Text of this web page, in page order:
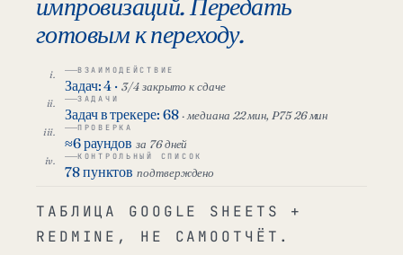
импровизаций. Передать
готовым к переходу.
ВЗАИМОДЕЙСТВИЕ
Задач: 4 · 3/4 закрыто к сдаче
ЗАДАЧИ
Задач в трекере: 68 · медиана 22 мин, P75 26 мин
ПРОВЕРКА
≈6 раундов за 76 дней
КОНТРОЛЬНЫЙ СПИСОК
78 пунктов подтверждено
ТАБЛИЦА GOOGLE SHEETS +
REDMINE, НЕ САМООТЧЁТ.